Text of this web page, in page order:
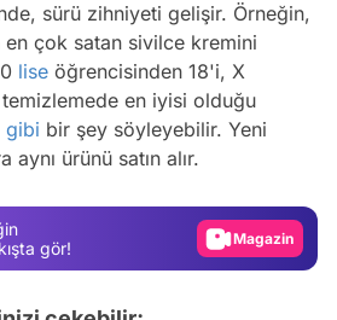
sürü zihniyeti gelişir. Örneğin,
çok satan sivilce kremini
lise öğrencisinden 18'i, X
temizlemede en iyisi olduğu
gibi bir şey söyleyebilir. Yeni
ürünü satın alır.
gör!
Video